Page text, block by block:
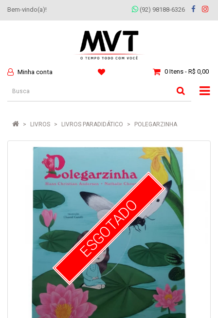
Bem-vindo(a)! (92) 98188-6326
Minha conta 0 Itens - R$ 0,00
LIVROS LIVROS PARADIDÁTICO POLEGARZINHA
ESGOTADO